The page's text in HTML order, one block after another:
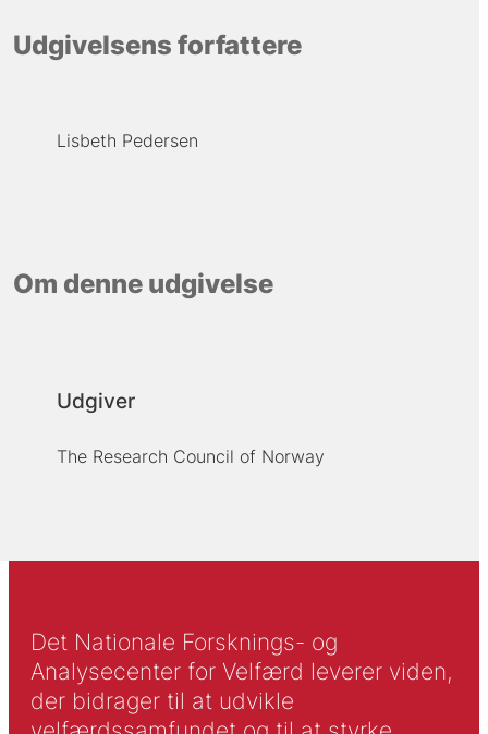
Udgivelsens forfattere
Lisbeth Pedersen
Om denne udgivelse
Udgiver
The Research Council of Norway
Det Nationale Forsknings- og
Analysecenter for Velfærd leverer viden,
der bidrager til at udvikle